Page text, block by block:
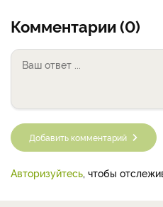
Комментарии (0)
Добавить комментарий
Авторизуйтесь , чтобы